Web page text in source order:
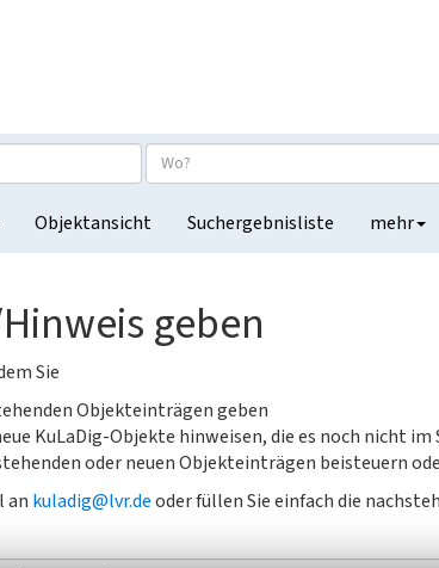
Objektansicht Suchergebnisliste mehr
geben
Sie
Objekteinträgen geben
KuLaDig-Objekte hinweisen, die es noch nicht
oder neuen Objekteinträgen beisteuern
an kuladig@lvr.deoder füllen Sie einfach die